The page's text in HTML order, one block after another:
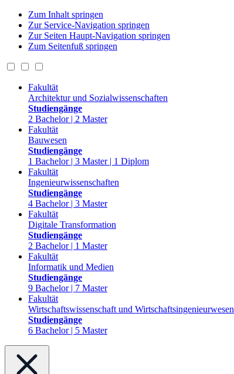
Zum Inhalt springen
Zur Service-Navigation springen
Zur Seiten Haupt-Navigation springen
Zum Seitenfuß springen
Fakultät
Architektur und Sozialwissenschaften
Studiengänge
2 Bachelor | 2 Master
Fakultät
Bauwesen
Studiengänge
1 Bachelor | 3 Master | 1 Diplom
Fakultät
Ingenieurwissenschaften
Studiengänge
4 Bachelor | 3 Master
Fakultät
Digitale Transformation
Studiengänge
2 Bachelor | 1 Master
Fakultät
Informatik und Medien
Studiengänge
9 Bachelor | 7 Master
Fakultät
Wirtschaftswissenschaft und Wirtschaftsingenieurwesen
Studiengänge
6 Bachelor | 5 Master